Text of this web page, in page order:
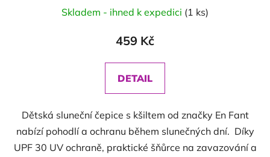
Skladem - ihned k expedici (1 ks)
459 Kč
DETAIL
Dětská sluneční čepice s kšiltem od značky En Fant
nabízí pohodlí a ochranu během slunečných dní. Díky
UPF 30 UV ochraně, praktické šňůrce na zavazování a